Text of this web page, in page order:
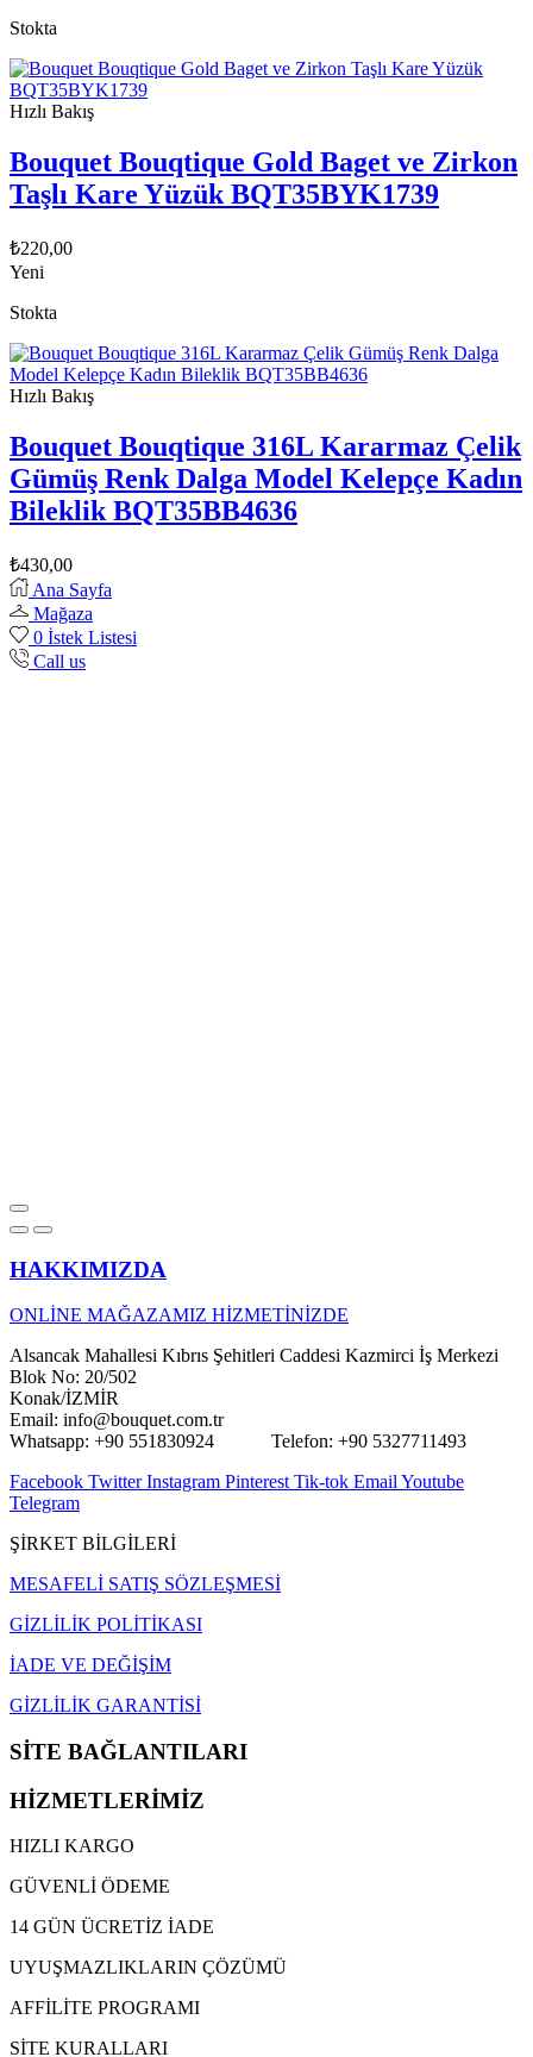
Stokta
Hızlı Bakış
Bouquet Bouqtique Gold Baget ve Zirkon
Taşlı Kare Yüzük BQT35BYK1739
₺220,00
Yeni
Stokta
Hızlı Bakış
Bouquet Bouqtique 316L Kararmaz Çelik
Gümüş Renk Dalga Model Kelepçe Kadın
Bileklik BQT35BB4636
₺430,00
Ana Sayfa
Mağaza
0 İstek Listesi
Call us
HAKKIMIZDA
ONLİNE MAĞAZAMIZ HİZMETİNİZDE
Alsancak Mahallesi Kıbrıs Şehitleri Caddesi Kazmirci İş Merkezi
Blok No: 20/502
Konak/İZMİR
Email: info@bouquet.com.tr
Whatsapp: +90 551830924 Telefon: +90 5327711493
Facebook Twitter Instagram Pinterest Tik-tok Email Youtube
Telegram
ŞİRKET BİLGİLERİ
MESAFELİ SATIŞ SÖZLEŞMESİ
GİZLİLİK POLİTİKASI
İADE VE DEĞİŞİM
GİZLİLİK GARANTİSİ
SİTE BAĞLANTILARI
HİZMETLERİMİZ
HIZLI KARGO
GÜVENLİ ÖDEME
14 GÜN ÜCRETİZ İADE
UYUŞMAZLIKLARIN ÇÖZÜMÜ
AFFİLİTE PROGRAMI
SİTE KURALLARI